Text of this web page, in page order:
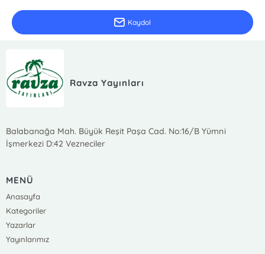
Kaydol
Ravza Yayınları
Balabanağa Mah. Büyük Reşit Paşa Cad. No:16/B Yümni
İşmerkezi D:42 Vezneciler
MENÜ
Anasayfa
Kategoriler
Yazarlar
Yayınlarımız